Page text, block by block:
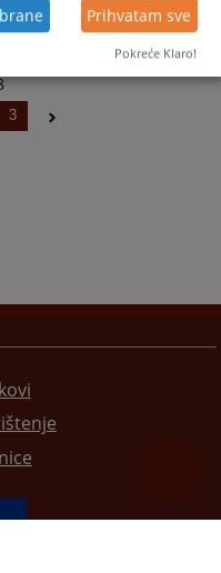
3
Prihvatam sve
Pokreće Klaro!